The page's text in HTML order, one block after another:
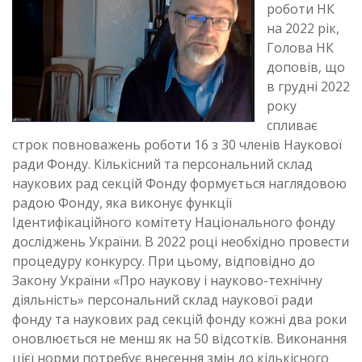
роботи НК
на 2022 рік,
Голова НК
доповів, що
в грудні 2022
року
спливає
строк повноважень роботи 16 з 30 членів Наукової
ради Фонду. Кількісний та персональний склад
наукових рад секцій Фонду формується наглядовою
радою Фонду, яка виконує функції
Ідентифікаційного комітету Національного фонду
досліджень України. В 2022 році необхідно провести
процедуру конкурсу. При цьому, відповідно до
Закону України «Про наукову і науково-технічну
діяльність» персональний склад наукової ради
фонду та наукових рад секцій фонду кожні два роки
оновлюється не менш як на 50 відсотків. Виконання
цієї норми потребує внесення змін до кількісного